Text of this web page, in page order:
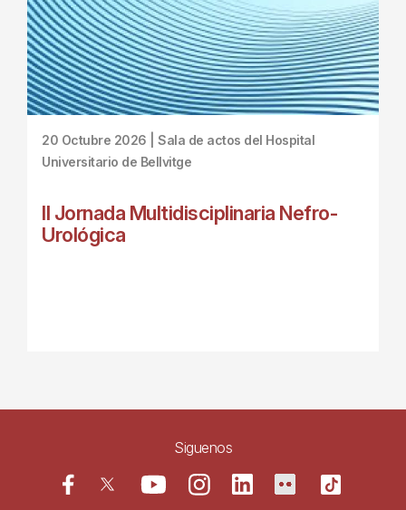
20 Octubre 2026 | Sala de actos del Hospital
Universitario de Bellvitge
II Jornada Multidisciplinaria Nefro-
Urológica
Siguenos